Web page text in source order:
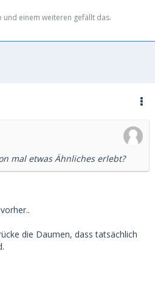
einem weiteren gefällt das.
mal etwas Ähnliches erlebt?
die Daumen, dass tatsächlich